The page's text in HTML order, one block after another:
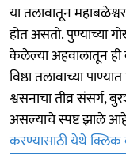
या तलावातून
होत असतो. पुण्याच्या
केलेल्या अहवालातून ही
विष्ठा तलावाच्या
श्वसनाचा तीव्र
असल्याचे स्पष्ट झाले
करण्यासाठी येथे क्लिक